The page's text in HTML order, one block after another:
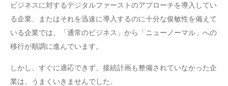
ビジネスに対するデジタルファーストのアプローチを導入してい
る企業、またはそれを迅速に導入するのに十分な俊敏性を備えて
いる企業では、「通常のビジネス」から「ニューノーマル」への
移行が順調に進んでいます。
しかし、すぐに適応できず、接続計画も整備されていなかった企
業は、うまくいきませんでした。